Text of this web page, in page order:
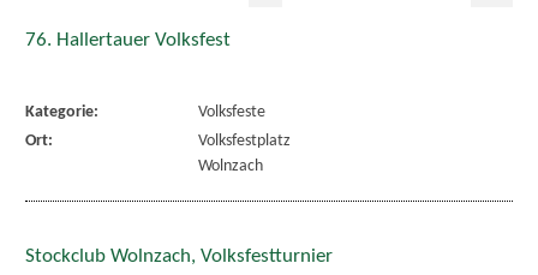
76. Hallertauer Volksfest
Kategorie:
Volksfeste
Ort:
Volksfestplatz
Wolnzach
Stockclub Wolnzach, Volksfestturnier